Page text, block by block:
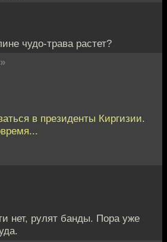
чудо-трава растет?
»
в президенты Киргизии.
нет, рулят банды. Пора уже